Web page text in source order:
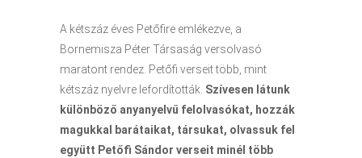
A kétszáz éves Petőfire emlékezve, a
Bornemisza Péter Társaság versolvasó
maratont rendez. Petőfi verseit több, mint
kétszáz nyelvre lefordították. Szívesen látunk
különböző anyanyelvű felolvasókat, hozzák
magukkal barátaikat, társukat, olvassuk fel
együtt Petőfi Sándor verseit minél több